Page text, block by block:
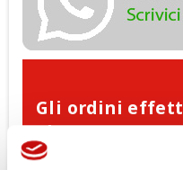
Gli ordini
al 23-08-2026
partire dal 24-